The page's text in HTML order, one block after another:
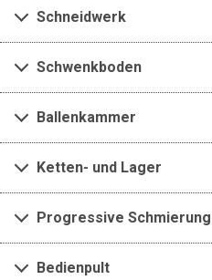
Schneidwerk
Schwenkboden
Ballenkammer
Ketten- und Lager
Progressive
Bedienpult